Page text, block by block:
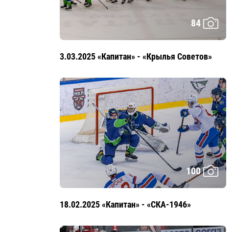
84
3.03.2025 «Капитан» - «Крылья Советов»
100
18.02.2025 «Капитан» - «СКА-1946»